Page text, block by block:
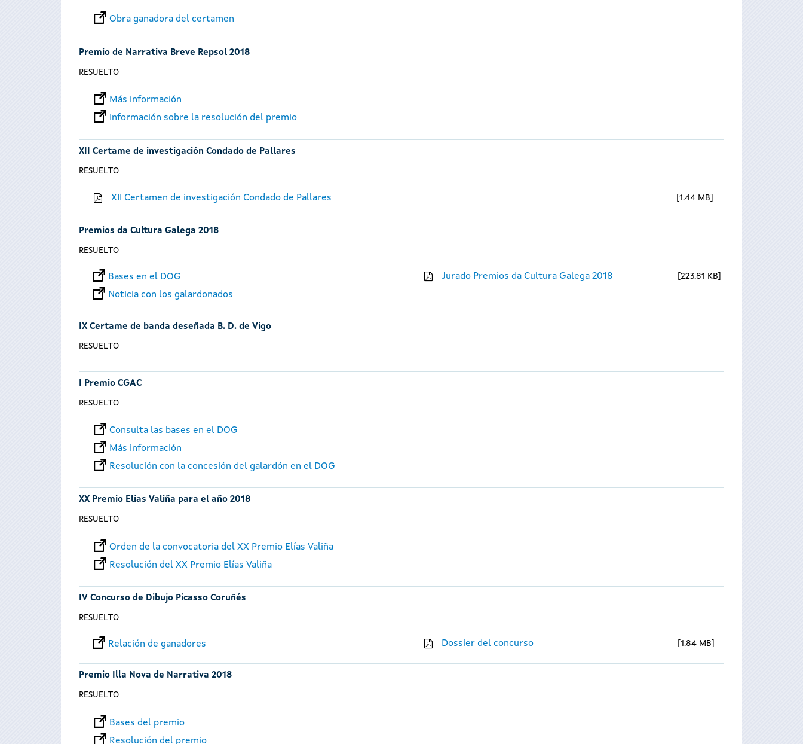
Obra ganadora del certamen
Premio de Narrativa Breve Repsol 2018
RESUELTO
Más información
Información sobre la resolución del premio
XII Certame de investigación Condado de Pallares
RESUELTO
XII Certamen de investigación Condado de Pallares 1.44 MB
Premios da Cultura Galega 2018
RESUELTO
Bases en el DOG
Noticia con los galardonados
Jurado Premios da Cultura Galega 2018 223.81 KB
IX Certame de banda deseñada B. D. de Vigo
RESUELTO
I Premio CGAC
RESUELTO
Consulta las bases en el DOG
Más información
Resolución con la concesión del galardón en el DOG
XX Premio Elías Valiña para el año 2018
RESUELTO
Orden de la convocatoria del XX Premio Elías Valiña
Resolución del XX Premio Elías Valiña
IV Concurso de Dibujo Picasso Coruñés
RESUELTO
Relación de ganadores Dossier del concurso 1.84 MB
Premio Illa Nova de Narrativa 2018
RESUELTO
Bases del premio
Resolución del premio